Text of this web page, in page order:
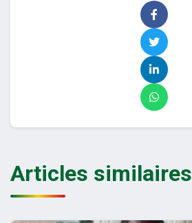
Articles similaires